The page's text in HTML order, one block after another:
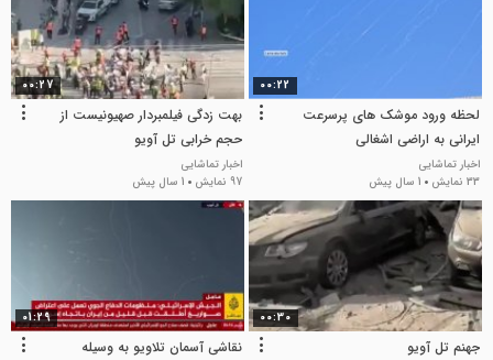
00:22
لحظه ورود موشک های پرسرعت
ایرانی به اراضی اشغالی
اخبار تماشایی
33 نمایش
1 سال پیش
00:27
بهت زدگی فیلمبردار صهیونیست از
حجم خرابی تل آویو
اخبار تماشایی
97 نمایش
1 سال پیش
00:30
جهنم تل آویو
01:29
نقاشی آسمان تلاویو به وسیله